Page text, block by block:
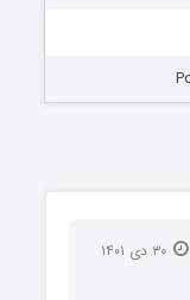
۳۰ دی ۱۴۰۱